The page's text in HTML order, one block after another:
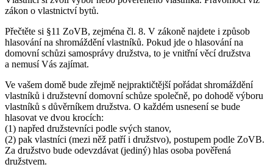
zákon o vlastnictví bytů.
Přečtěte si §11 ZoVB, zejména čl. 8. V zákoně najdete i způsob
hlasování na shromáždění vlastníků. Pokud jde o hlasování na
domovní schůzi samosprávy družstva, to je vnitřní věcí družstva
a nemusí Vás zajímat.
Ve vašem domě bude zřejmě nejpraktičtější pořádat shromáždění
vlastníků i družstevní domovní schůze společně, po dohodě výboru
vlastníků s důvěrníkem družstva. O každém usnesení se bude
hlasovat ve dvou krocích:
(1) napřed družstevníci podle svých stanov,
(2) pak vlastníci (mezi něž patří i družstvo), postupem podle ZoVB.
Za družstvo bude odevzdávat (jediný) hlas osoba pověřená
družstvem.